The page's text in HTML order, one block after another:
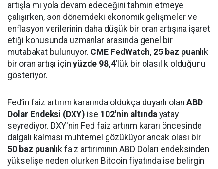
artışla mı yola devam edeceğini tahmin etmeye
çalışırken, son dönemdeki ekonomik gelişmeler ve
enflasyon verilerinin daha düşük bir oran artışına işaret
etiği konusunda uzmanlar arasında genel bir
mutabakat bulunuyor. CME FedWatch, 25 baz puan lık
bir oran artışı için yüzde 98,4’lük bir olasılık olduğunu
gösteriyor.
Fed’in faiz artırım kararında oldukça duyarlı olan ABD
Dolar Endeksi (DXY) ise 102'nin altında yatay
seyrediyor. DXY'nin Fed faiz artırım kararı öncesinde
dalgalı kalması muhtemel gözüküyor ancak olası bir
50 baz puan lık faiz artırımının ABD Doları endeksinden
yükselişe neden olurken Bitcoin fiyatında ise belirgin